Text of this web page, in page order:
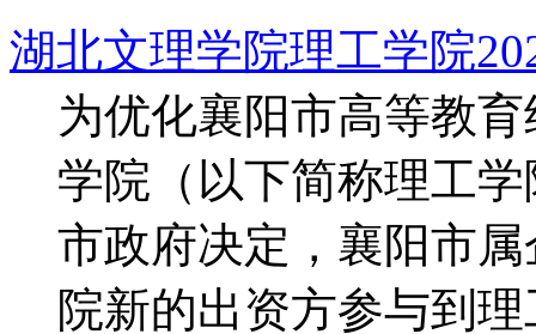
湖北文理学院理工学院
为优化襄阳市高等教
学院（以下简称理工
市政府决定，襄阳市
院新的出资方参与到